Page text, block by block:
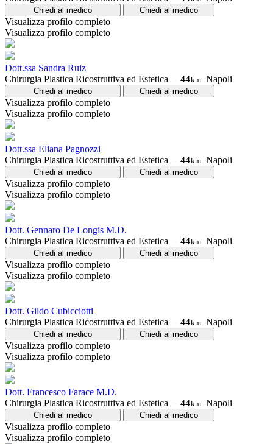
Chiedi al medico Chiedi al medico
Visualizza profilo completo
Visualizza profilo completo
Dott.ssa Sandra Ruiz
Chirurgia Plastica Ricostruttiva ed Estetica – 44km Napoli
Chiedi al medico Chiedi al medico
Visualizza profilo completo
Visualizza profilo completo
Dott.ssa Eliana Pagnozzi
Chirurgia Plastica Ricostruttiva ed Estetica – 44km Napoli
Chiedi al medico Chiedi al medico
Visualizza profilo completo
Visualizza profilo completo
Dott. Gennaro De Longis M.D.
Chirurgia Plastica Ricostruttiva ed Estetica – 44km Napoli
Chiedi al medico Chiedi al medico
Visualizza profilo completo
Visualizza profilo completo
Dott. Gildo Cubicciotti
Chirurgia Plastica Ricostruttiva ed Estetica – 44km Napoli
Chiedi al medico Chiedi al medico
Visualizza profilo completo
Visualizza profilo completo
Dott. Francesco Farace M.D.
Chirurgia Plastica Ricostruttiva ed Estetica – 44km Napoli
Chiedi al medico Chiedi al medico
Visualizza profilo completo
Visualizza profilo completo